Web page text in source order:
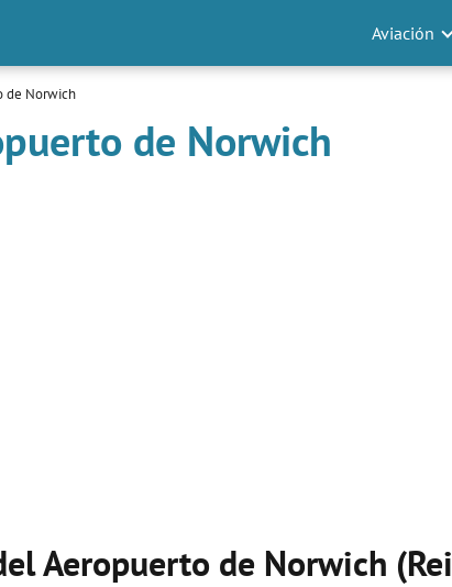
Aviación
de Norwich
de Norwich
Aeropuerto de Norwich